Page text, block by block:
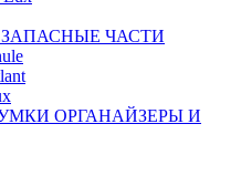
ЗАПАСНЫЕ ЧАСТИ
ОРГАНАЙЗЕРЫ И